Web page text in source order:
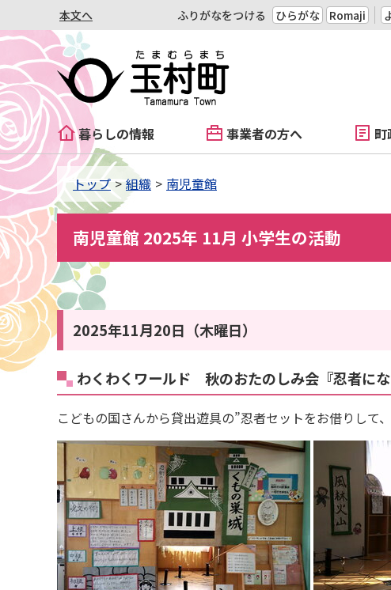
本文へ ふりがなをつける ひらがな Romaji
暮らしの情報 事業者の方へ 町
トップ 組織 南児童館
南児童館 2025年 11月 小学生の活動
2025年11月20日（木曜日）
わくわくワールド 秋のおたのしみ会『忍者にな
こどもの国さんから貸出遊具の”忍者セットをお借りして